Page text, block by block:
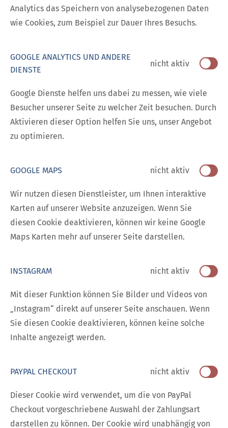
Analytics das Speichern von analysebezogenen Daten
wie Cookies, zum Beispiel zur Dauer Ihres Besuchs.
GOOGLE ANALYTICS UND ANDERE
DIENSTE
nicht aktiv
Google Dienste helfen uns dabei zu messen, wie viele
Besucher unserer Seite zu welcher Zeit besuchen. Durch
Aktivieren dieser Option helfen Sie uns, unser Angebot
zu optimieren.
GOOGLE MAPS nicht aktiv
Wir nutzen diesen Dienstleister, um Ihnen interaktive
Karten auf unserer Website anzuzeigen. Wenn Sie
diesen Cookie deaktivieren, können wir keine Google
Maps Karten mehr auf unserer Seite darstellen.
INSTAGRAM nicht aktiv
Mit dieser Funktion können Sie Bilder und Videos von
„Instagram“ direkt auf unserer Seite anschauen. Wenn
Sie diesen Cookie deaktivieren, können keine solche
Inhalte angezeigt werden.
PAYPAL CHECKOUT nicht aktiv
Dieser Cookie wird verwendet, um die von PayPal
Checkout vorgeschriebene Auswahl der Zahlungsart
darstellen zu können. Der Cookie wird unabhängig von